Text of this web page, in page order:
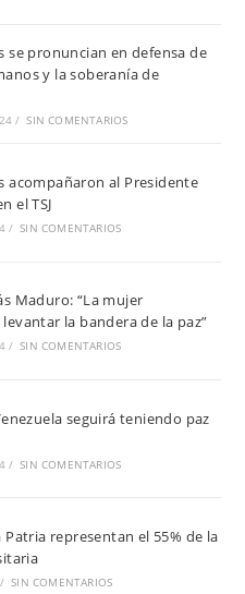
se pronuncian en defensa de
y la soberanía de
/ SIN COMENTARIOS
acompañaron al Presidente
el TSJ
/ SIN COMENTARIOS
Maduro: “La mujer
la bandera de la paz”
/ SIN COMENTARIOS
seguirá teniendo paz
/ SIN COMENTARIOS
Patria representan el 55% de la
/ SIN COMENTARIOS